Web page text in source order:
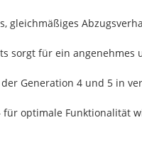
gleichmäßiges
sorgt für ein angenehmes
Generation 4 und 5 in
optimale Funktionalität